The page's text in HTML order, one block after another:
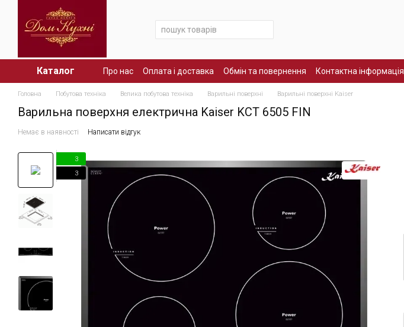
Перейти до основного контенту
Каталог Про нас Оплата і доставка Обмін та повернення Контактна інформація
Головна Побутова техніка Велика побутова техніка Варильні поверхні Варильні поверхні Kaiser
Варильна поверхня електрична Kaiser KCT 6505 FIN
Немає в наявності Написати відгук
3
3